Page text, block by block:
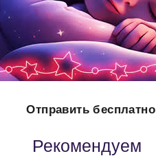
Отправить бесплатно
Рекомендуем